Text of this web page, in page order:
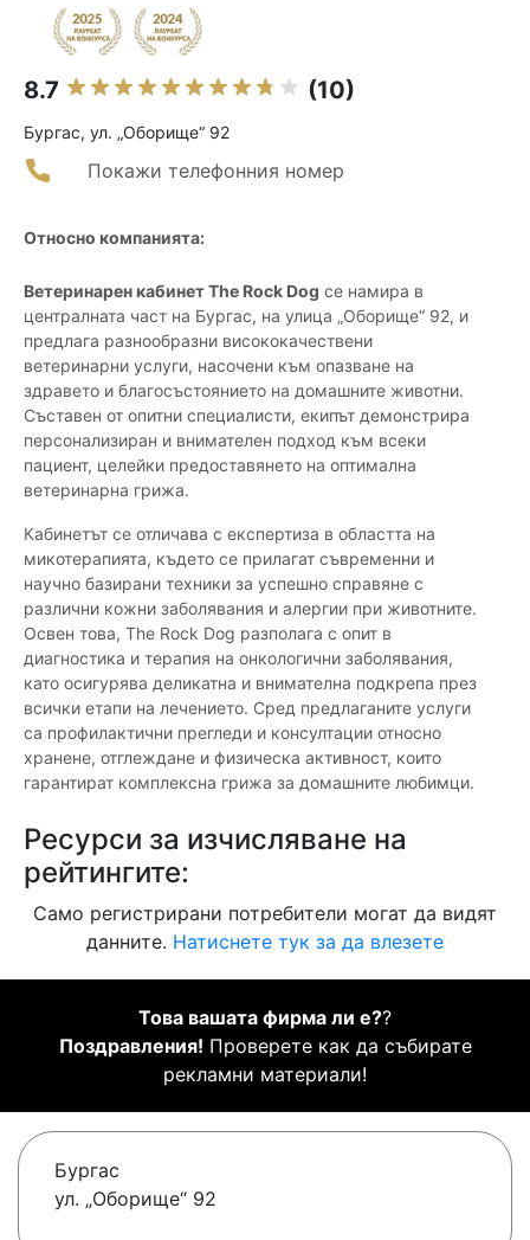
8.7 (10)
Бургас, ул. „Оборище“ 92
Покажи телефонния номер
Относно компанията:
Ветеринарен кабинет The Rock Dog се намира в
централната част на Бургас, на улица „Оборище“ 92, и
предлага разнообразни висококачествени
ветеринарни услуги, насочени към опазване на
здравето и благосъстоянието на домашните животни.
Съставен от опитни специалисти, екипът демонстрира
персонализиран и внимателен подход към всеки
пациент, целейки предоставянето на оптимална
ветеринарна грижа.
Кабинетът се отличава с експертиза в областта на
микотерапията, където се прилагат съвременни и
научно базирани техники за успешно справяне с
различни кожни заболявания и алергии при животните.
Освен това, The Rock Dog разполага с опит в
диагностика и терапия на онкологични заболявания,
като осигурява деликатна и внимателна подкрепа през
всички етапи на лечението. Сред предлаганите услуги
са профилактични прегледи и консултации относно
хранене, отглеждане и физическа активност, които
гарантират комплексна грижа за домашните любимци.
Ресурси за изчисляване на
рейтингите:
Само регистрирани потребители могат да видят
данните. Натиснете тук за да влезете
Това вашата фирма ли е??
Поздравления! Проверете как да събирате
рекламни материали!
Бургас
ул. „Оборище“ 92